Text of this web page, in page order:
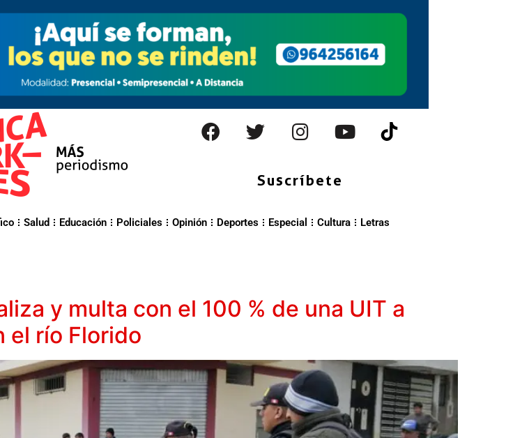
Suscríbete
Salud Educación Policiales Opinión Deportes Especial Cultura Letras
y multa con el 100 % de una UIT a
el río Florido